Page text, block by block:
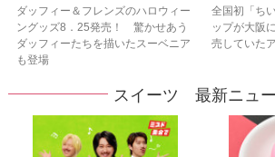
ダッフィー＆フレンズのハロウィー
ングッズ8．25発売！ 驚かせあう
ダッフィーたちを描いたスーベニア
も登場
全国初「ち
ップが大阪
売していた
スイーツ 最新ニュ